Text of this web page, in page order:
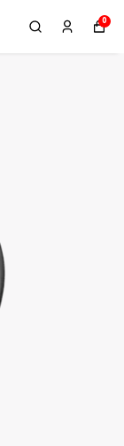
0